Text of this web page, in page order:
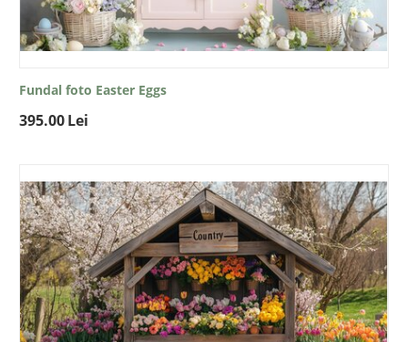
Fundal foto Easter Eggs
395.00Lei